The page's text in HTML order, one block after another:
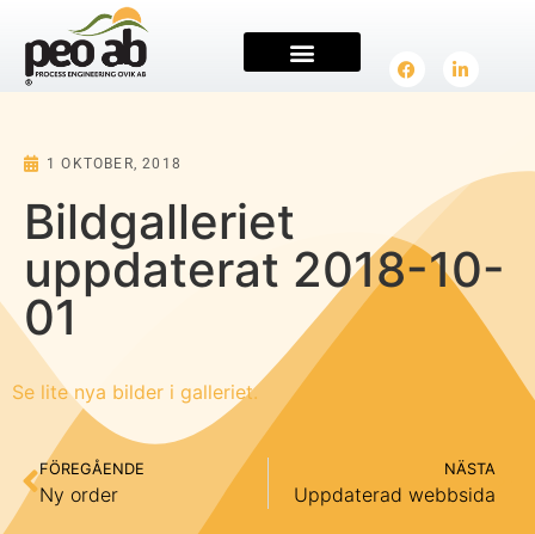
1 OKTOBER, 2018
Bildgalleriet
uppdaterat 2018-10-
01
Se lite nya bilder i galleriet.
FÖREGÅENDE
Ny order
NÄSTA
Uppdaterad webbsida